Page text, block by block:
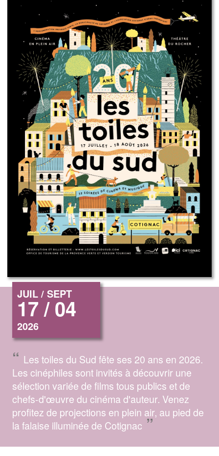
JUIL / SEPT
17 / 04
2026
“ Les toiles du Sud fête ses 20 ans en 2026.
Les cinéphiles sont invités à découvrir une
sélection variée de films tous publics et de
chefs-d'œuvre du cinéma d'auteur. Venez
profitez de projections en plein air, au pied de
la falaise illuminée de Cotignac ”